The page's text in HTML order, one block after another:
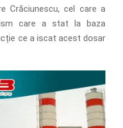
Crăciunescu, cel care a
care a stat la baza
ce a iscat acest dosar